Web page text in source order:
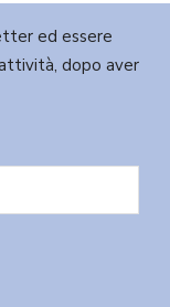
ed essere
dopo aver